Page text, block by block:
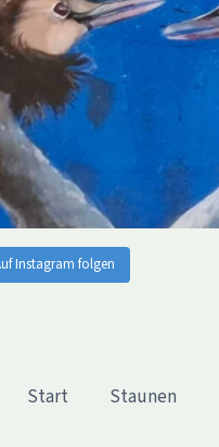
Instagram folgen
Start Staunen